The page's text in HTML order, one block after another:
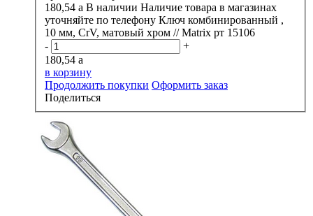
180,54 a В наличии Наличие товара в магазинах
уточняйте по телефону Ключ комбинированный ,
10 мм, CrV, матовый хром // Matrix рт 15106
-
+
180,54 a
в корзину
Продолжить покупки Оформить заказ
Поделиться